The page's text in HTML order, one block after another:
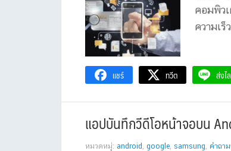
คอมพิว
ความเร็
แชร์ ทวีต ส่งไ
แอปบันทึกวีดีโอหน้าจอบน
หมวดหมู่: android , google, samsung, คำถา